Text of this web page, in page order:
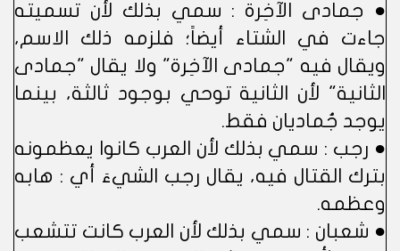
● جمادى الآخِرة : سمي بذلك لأن تسميته
جاءت في الشتاء أيضاً؛ فلزمه ذلك الاسم،
ويقال فيه "جمادى الآخِرة" ولا يقال "جمادى
الثانية" لأن الثانية توحي بوجود ثالثة، بينما
يوجد جُماديان فقط.
● رجب : سمي بذلك لأن العرب كانوا يعظمونه
بترك القتال فيه، يقال رجب الشيءَ أي : هابه
وعظمه.
● شعبان : سمي بذلك لأن العرب كانت تتشعب